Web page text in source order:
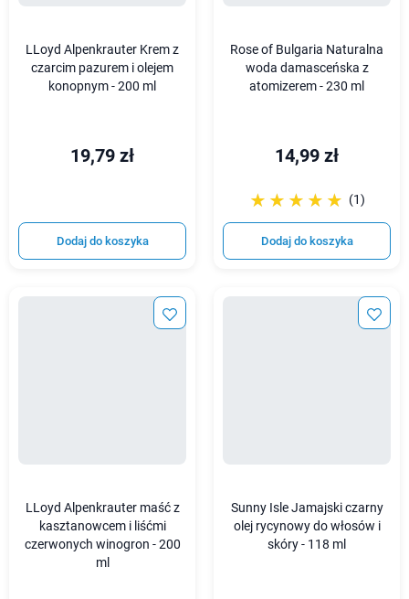
LLoyd Alpenkrauter Krem z
czarcim pazurem i olejem
konopnym - 200 ml
19,79 zł
Dodaj do koszyka
Rose of Bulgaria Naturalna
woda damasceńska z
atomizerem - 230 ml
14,99 zł
☆☆☆☆☆
★★★★★ (1)
Dodaj do koszyka
LLoyd Alpenkrauter maść z
kasztanowcem i liśćmi
czerwonych winogron - 200
ml
Sunny Isle Jamajski czarny
olej rycynowy do włosów i
skóry - 118 ml